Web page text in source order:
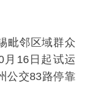
毗邻区域群众
月16日起试运
公交83路停靠